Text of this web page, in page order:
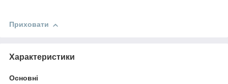
Приховати
Характеристики
Основні